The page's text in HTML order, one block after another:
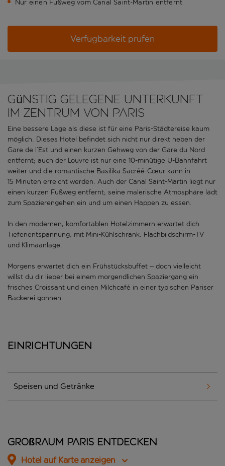
Nur einen Fußweg vom Canal Saint-Martin entfernt
Verfügbarkeit prüfen
Günstig gelegene Unterkunft
im Zentrum von Paris
Eine bessere Lage als diese ist für eine Paris-Städtereise kaum
möglich. Dieses Hotel befindet sich nicht nur direkt neben der
Gare de l’Est und einen kurzen Gehweg von der Gare du Nord
entfernt; auch der Louvre ist nur eine 10-minütige U-Bahnfahrt
weiter und die romantische Basilika Sacréé-Cœur kann in
15 Minuten erreicht werden. Auch der Canal Saint-Martin liegt nur
einen kurzen Fußweg entfernt; seine malerische Atmosphäre lädt
zum Spazierengehen ein und um einen Happen zu essen.
In den modernen, komfortablen Hotelzimmern erwartet dich
Tiefenentspannung, mit Mini-Kühlschrank, Flachbildschirm-TV
und Klimaanlage.
Morgens erwartet dich ein Frühstücksbuffet – doch vielleicht
willst du dir lieber bei einem morgendlichen Spaziergang ein
frisches Croissant und einen Milchcafé in einer typischen Pariser
Bäckerei gönnen.
Einrichtungen
Speisen und Getränke
Großraum Paris entdecken
Hotel auf Karte anzeigen